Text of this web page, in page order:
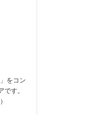
をコン
す。